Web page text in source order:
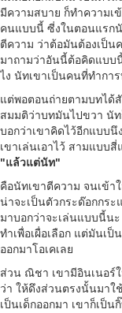
มีความสบาย ก็ทำความเ
คนแบบนี้ ซี่งในตอนแรก
ตีความ ว่าต้อมันต้องเป็
มาถามว่าอันนี้ต้อคิดแบบ
ไง นัทเขาเป็นคนที่ทำกา
แต่พอตอนถ่ายตามบทได้
สมมติว่าบทมันไปขวา นัท
บอกว่าเขาคิดไว้อีกแบบ
เขาเล่นเอาไว้ สามแบบ
"แล้วแต่นัท"
คือนัทเขาตีความ จนเข้า
น่าจะเป็นตัวกระด๊อกกระ
มาบอกว่าจะเล่นแบบนี้น
ทำเพื่อเผื่อเลือก แต่มันเ
ออกมาโอเคเลย
ส่วน ณิชา เขามีอินเนอร์
ว่า ให้ดึงส่วนตรงนั้นมา
เป็นเด็กออกมา เขาก็เป็